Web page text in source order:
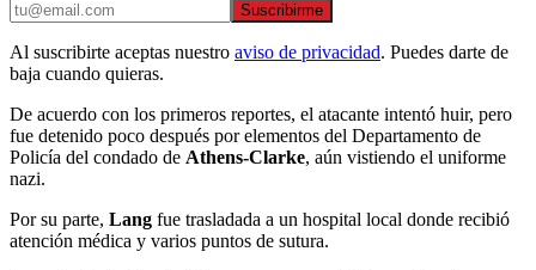
Suscribirme
Al suscribirte aceptas nuestro aviso de privacidad. Puedes darte de
baja cuando quieras.
De acuerdo con los primeros reportes, el atacante intentó huir, pero
fue detenido poco después por elementos del Departamento de
Policía del condado de Athens-Clarke, aún vistiendo el uniforme
nazi.
Por su parte, Lang fue trasladada a un hospital local donde recibió
atención médica y varios puntos de sutura.